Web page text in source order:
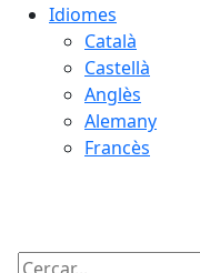
Idiomes
Català
Castellà
Anglès
Alemany
Francès